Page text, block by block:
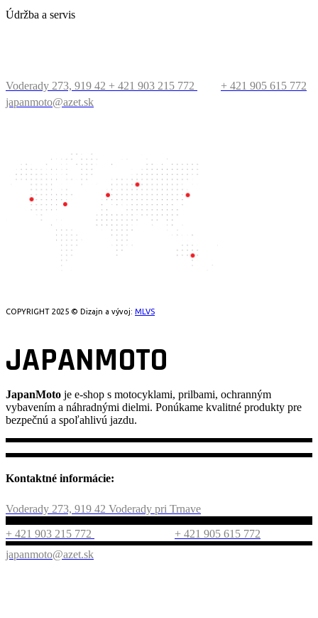
Údržba a servis
Voderady 273, 919 42 + 421 903 215 772
+ 421 905 615 772
japanmoto@azet.sk
COPYRIGHT 2025 © Dizajn a vývoj: MLVS
JAPANMOTO
JapanMoto je e-shop s motocyklami, prilbami, ochranným
vybavením a náhradnými dielmi. Ponúkame kvalitné produkty pre
bezpečnú a spoľahlivú jazdu.
Kontaktné informácie:
Voderady 273, 919 42 Voderady pri Trnave
+ 421 903 215 772
+ 421 905 615 772
japanmoto@azet.sk